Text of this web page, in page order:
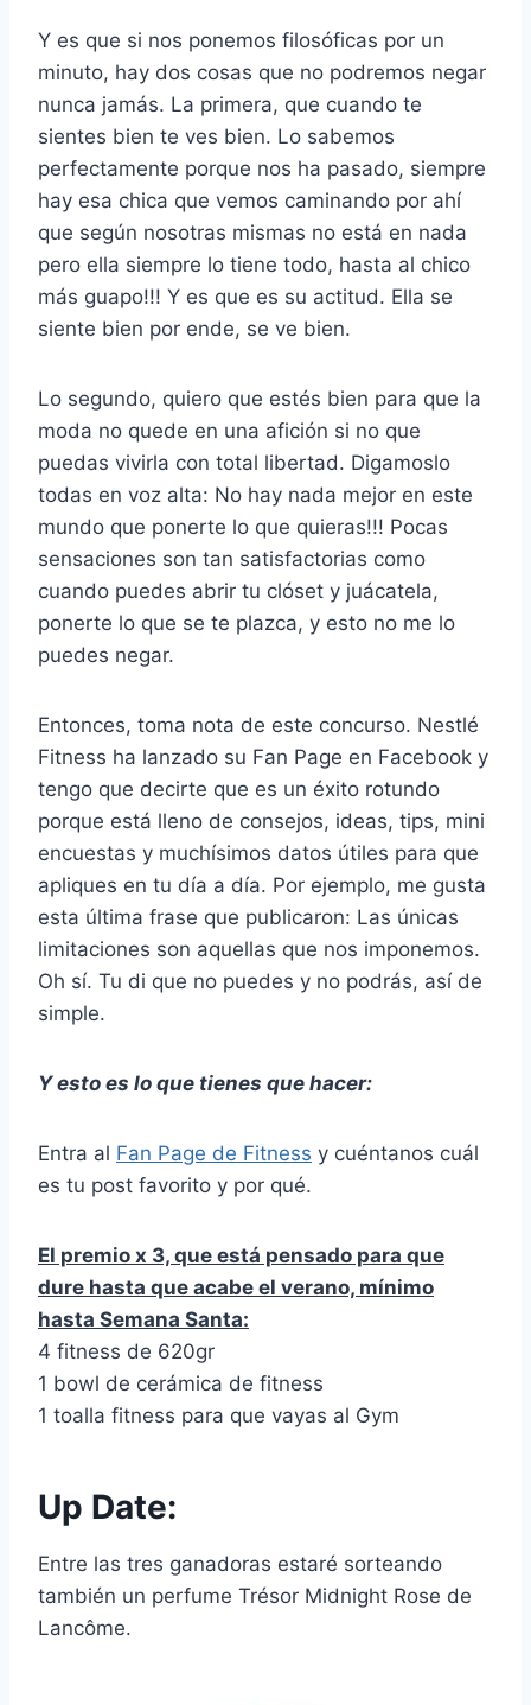
Y es que si nos ponemos filosóficas por un
minuto, hay dos cosas que no podremos negar
nunca jamás. La primera, que cuando te
sientes bien te ves bien. Lo sabemos
perfectamente porque nos ha pasado, siempre
hay esa chica que vemos caminando por ahí
que según nosotras mismas no está en nada
pero ella siempre lo tiene todo, hasta al chico
más guapo!!! Y es que es su actitud. Ella se
siente bien por ende, se ve bien.
Lo segundo, quiero que estés bien para que la
moda no quede en una afición si no que
puedas vivirla con total libertad. Digamoslo
todas en voz alta: No hay nada mejor en este
mundo que ponerte lo que quieras!!! Pocas
sensaciones son tan satisfactorias como
cuando puedes abrir tu clóset y juácatela,
ponerte lo que se te plazca, y esto no me lo
puedes negar.
Entonces, toma nota de este concurso. Nestlé
Fitness ha lanzado su Fan Page en Facebook y
tengo que decirte que es un éxito rotundo
porque está lleno de consejos, ideas, tips, mini
encuestas y muchísimos datos útiles para que
apliques en tu día a día. Por ejemplo, me gusta
esta última frase que publicaron: Las únicas
limitaciones son aquellas que nos imponemos.
Oh sí. Tu di que no puedes y no podrás, así de
simple.
Y esto es lo que tienes que hacer:
Entra al Fan Page de Fitness y cuéntanos cuál
es tu post favorito y por qué.
El premio x 3, que está pensado para que
dure hasta que acabe el verano, mínimo
hasta Semana Santa:
4 fitness de 620gr
1 bowl de cerámica de fitness
1 toalla fitness para que vayas al Gym
Up Date:
Entre las tres ganadoras estaré sorteando
también un perfume Trésor Midnight Rose de
Lancôme.